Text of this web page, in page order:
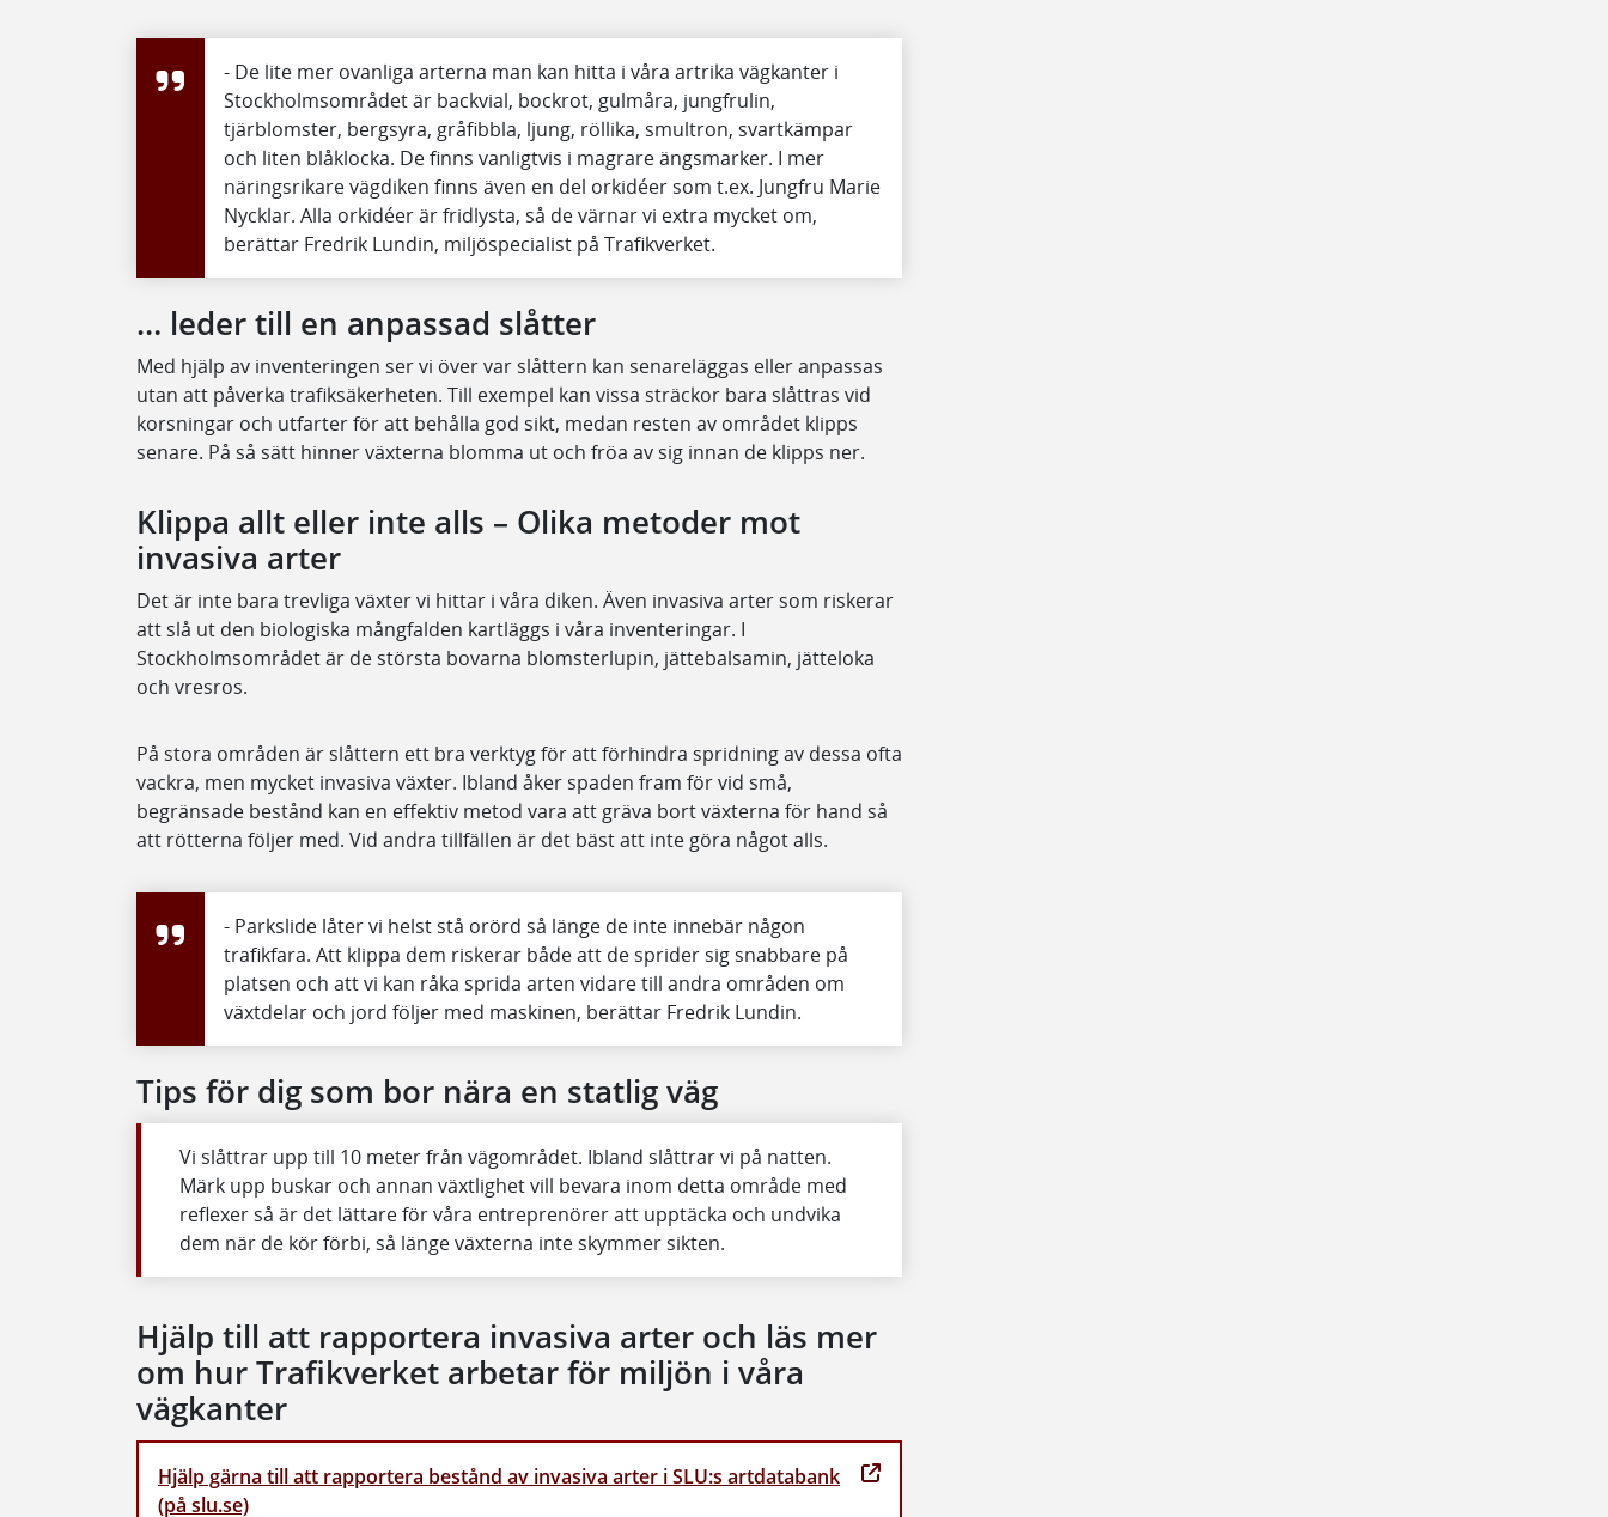
- De lite mer ovanliga arterna man kan hitta i våra artrika vägkanter i
Stockholmsområdet är backvial, bockrot, gulmåra, jungfrulin,
tjärblomster, bergsyra, gråfibbla, ljung, röllika, smultron, svartkämpar
och liten blåklocka. De finns vanligtvis i magrare ängsmarker. I mer
näringsrikare vägdiken finns även en del orkidéer som t.ex. Jungfru Marie
Nycklar. Alla orkidéer är fridlysta, så de värnar vi extra mycket om,
berättar Fredrik Lundin, miljöspecialist på Trafikverket.
… leder till en anpassad slåtter
Med hjälp av inventeringen ser vi över var slåttern kan senareläggas eller anpassas
utan att påverka trafiksäkerheten. Till exempel kan vissa sträckor bara slåttras vid
korsningar och utfarter för att behålla god sikt, medan resten av området klipps
senare. På så sätt hinner växterna blomma ut och fröa av sig innan de klipps ner.
Klippa allt eller inte alls – Olika metoder mot
invasiva arter
Det är inte bara trevliga växter vi hittar i våra diken. Även invasiva arter som riskerar
att slå ut den biologiska mångfalden kartläggs i våra inventeringar. I
Stockholmsområdet är de största bovarna blomsterlupin, jättebalsamin, jätteloka
och vresros.
På stora områden är slåttern ett bra verktyg för att förhindra spridning av dessa ofta
vackra, men mycket invasiva växter. Ibland åker spaden fram för vid små,
begränsade bestånd kan en effektiv metod vara att gräva bort växterna för hand så
att rötterna följer med. Vid andra tillfällen är det bäst att inte göra något alls.
- Parkslide låter vi helst stå orörd så länge de inte innebär någon
trafikfara. Att klippa dem riskerar både att de sprider sig snabbare på
platsen och att vi kan råka sprida arten vidare till andra områden om
växtdelar och jord följer med maskinen, berättar Fredrik Lundin.
Tips för dig som bor nära en statlig väg
Vi slåttrar upp till 10 meter från vägområdet. Ibland slåttrar vi på natten.
Märk upp buskar och annan växtlighet vill bevara inom detta område med
reflexer så är det lättare för våra entreprenörer att upptäcka och undvika
dem när de kör förbi, så länge växterna inte skymmer sikten.
Hjälp till att rapportera invasiva arter och läs mer
om hur Trafikverket arbetar för miljön i våra
vägkanter
Hjälp gärna till att rapportera bestånd av invasiva arter i SLU:s artdatabank
(på slu.se)